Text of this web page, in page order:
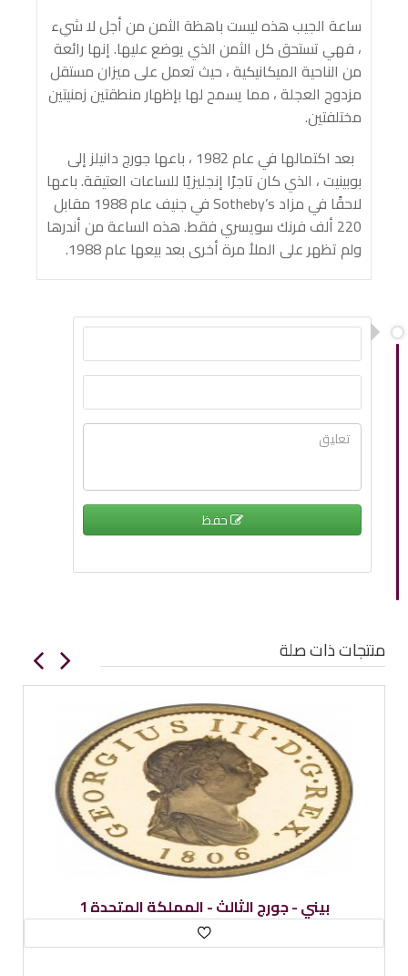
ساعة الجيب هذه ليست باهظة الثمن من أجل لا شيء
، فهي تستحق كل الثمن الذي يوضع عليها. إنها رائعة
من الناحية الميكانيكية ، حيث تعمل على ميزان مستقل
مزدوج العجلة ، مما يسمح لها بإظهار منطقتين زمنيتين
مختلفتين.
بعد اكتمالها في عام 1982 ، باعها جورج دانيلز إلى
بوبينيت ، الذي كان تاجرًا إنجليزيًا للساعات العتيقة. باعها
لاحقًا في مزاد Sotheby’s في جنيف عام 1988 مقابل
220 ألف فرنك سويسري فقط. هذه الساعة من أندرها
ولم تظهر على الملأ مرة أخرى بعد بيعها عام 1988.
حفظ
منتجات ذات صلة
1 بيني - جورج الثالث - المملكة المتحدة